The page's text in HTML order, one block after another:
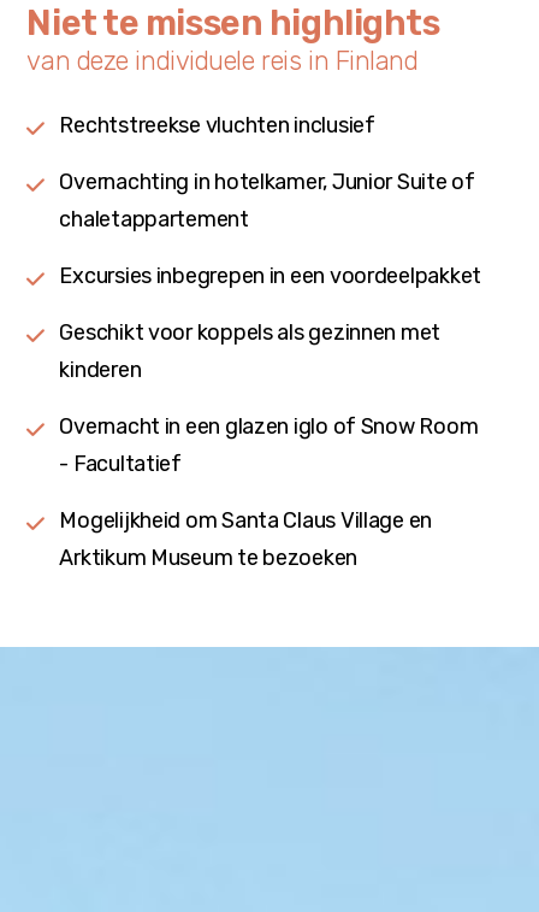
Niet te missen highlights
van deze individuele reis in Finland
Rechtstreekse vluchten inclusief
Overnachting in hotelkamer, Junior Suite of
chaletappartement
Excursies inbegrepen in een voordeelpakket
Geschikt voor koppels als gezinnen met
kinderen
Overnacht in een glazen iglo of Snow Room
- Facultatief
Mogelijkheid om Santa Claus Village en
Arktikum Museum te bezoeken